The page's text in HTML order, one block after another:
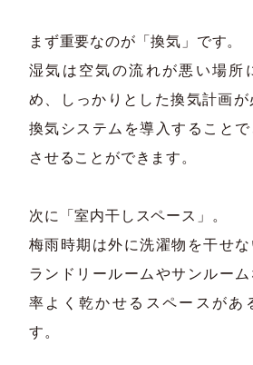
まず重要なのが「換気」です。
湿気は空気の流れが悪い場所
め、しっかりとした換気計画
換気システムを導入すること
させることができます。
次に「室内干しスペース」。
梅雨時期は外に洗濯物を干せな
ランドリールームやサンルー
率よく乾かせるスペースがあ
す。